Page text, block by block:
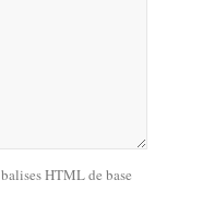
HTML de base